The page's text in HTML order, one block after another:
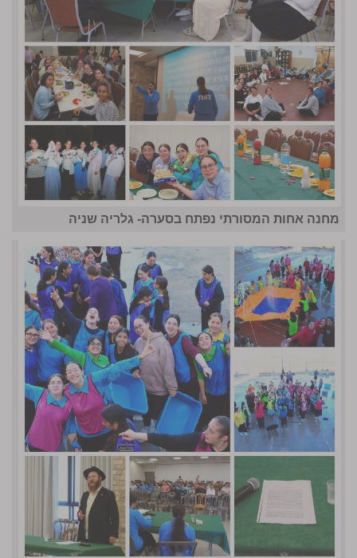
מחנה אחות המסורתי נפתח בסערה- גלריה שניה